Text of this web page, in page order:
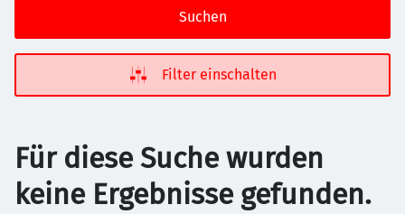
Suchen
Filter einschalten
Für diese Suche wurden
keine Ergebnisse gefunden.